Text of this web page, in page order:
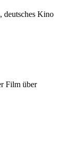
deutsches Kino
Film über